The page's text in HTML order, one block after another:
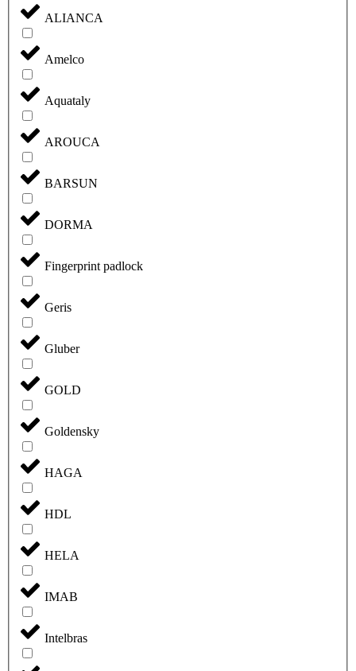
ALIANCA
Amelco
Aquataly
AROUCA
BARSUN
DORMA
Fingerprint padlock
Geris
Gluber
GOLD
Goldensky
HAGA
HDL
HELA
IMAB
Intelbras